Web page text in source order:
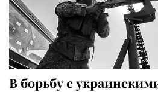
В борьбу с